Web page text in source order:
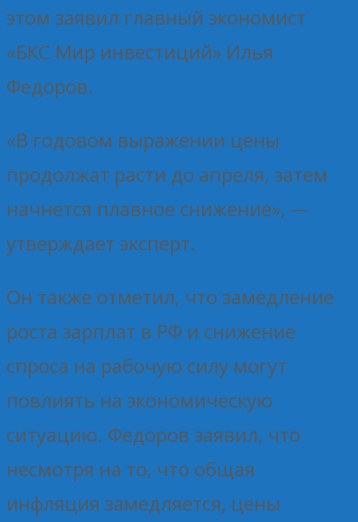
этом заявил главный экономист
«БКС Мир инвестиций» Илья
Федоров.
«В годовом выражении цены
продолжат расти до апреля, затем
начнется плавное снижение», —
утверждает эксперт.
Он также отметил, что замедление
роста зарплат в РФ и снижение
спроса на рабочую силу могут
повлиять на экономическую
ситуацию. Федоров заявил, что
несмотря на то, что общая
инфляция замедляется, цены